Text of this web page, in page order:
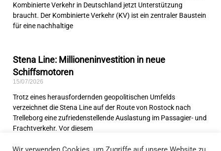
Kombinierte Verkehr in Deutschland jetzt Unterstützung
braucht. Der Kombinierte Verkehr (KV) ist ein zentraler Baustein
für eine nachhaltige
Stena Line: Millioneninvestition in neue
Schiffsmotoren
15/07/2026
Trotz eines herausfordernden geopolitischen Umfelds
verzeichnet die Stena Line auf der Route von Rostock nach
Trelleborg eine zufriedenstellende Auslastung im Passagier- und
Frachtverkehr. Vor diesem